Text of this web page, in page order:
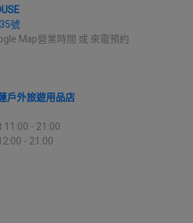
號
Map營業時間 或 來電預約
戶外旅遊用品店
- 21:00
21:00